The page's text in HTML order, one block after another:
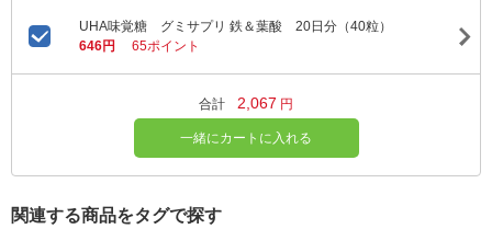
UHA味覚糖 グミサプリ 鉄＆葉酸 20日分（40粒）
646円
65ポイント
合計 2,067 円
一緒にカートに入れる
関連する商品をタグで探す